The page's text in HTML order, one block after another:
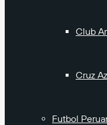
Club
Cruz
Futbol